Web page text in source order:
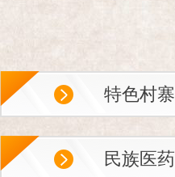
特色村寨
民族医药